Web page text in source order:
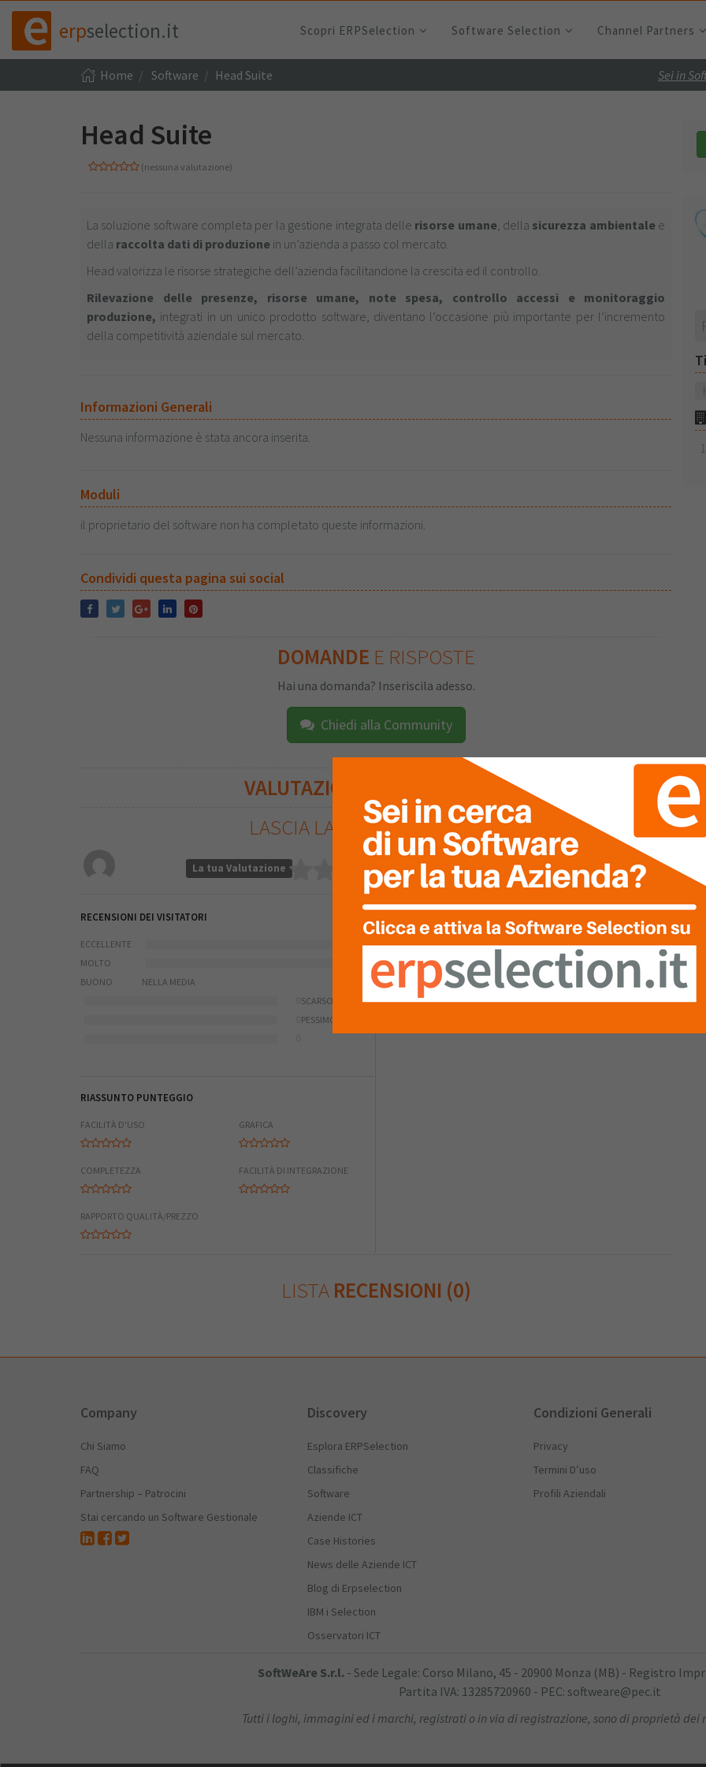
erpselection.it Scopri ERPSelection Software Selection Channel Partners
Home Software Head Suite Sei in
Head Suite
(nessuna valutazione)
La soluzione software completa per la gestione integrata delle risorse umane, della sicurezza ambientale e
della raccolta dati di produzione in un’azienda a passo col mercato.
Head valorizza le risorse strategiche dell’azienda facilitandone la crescita ed il controllo.
Rilevazione delle presenze, risorse umane, note spesa, controllo accessi e monitoraggio
produzione, integrati in un unico prodotto software, diventano l’occasione più importante per l’incremento
della competitività aziendale sul mercato.
Informazioni Generali
Nessuna informazione è stata ancora inserita.
Moduli
il proprietario del software non ha completato queste informazioni.
Condividi questa pagina sui social
DOMANDE E RISPOSTE
Hai una domanda? Inseriscila adesso.
Chiedi alla Community
VALUTAZIONE
DEL SOFTWARE
LASCIA LA TUAVALUTAZIONE
La tua Valutazione Clicca sulle stelle per inserire!
RECENSIONI DEI VISITATORI
ECCELLENTE
MOLTO
BUONO
NELLA MEDIA
SCARSO
PESSIMO
RIASSUNTO PUNTEGGIO
FACILITÀ D'USO GRAFICA
COMPLETEZZA FACILITÀ DI INTEGRAZIONE
RAPPORTO QUALITÀ/PREZZO
Ultima Recensione
Nessuna recensione è stata ancora inserita.
LISTA RECENSIONI (0)
Company
Chi Siamo
FAQ
Partnership – Patrocini
Stai cercando un Software Gestionale
Discovery
Esplora ERPSelection
Classifiche
Software
Aziende ICT
Case Histories
News delle Aziende ICT
Blog di Erpselection
IBM i Selection
Osservatori ICT
Condizioni Generali
Privacy
Termini D’uso
Profili Aziendali
SoftWeAre S.r.l. - Sede Legale: Corso Milano, 45 - 20900 Monza (MB) - Registro
Partita IVA: 13285720960 - PEC: softweare@pec.it
Tutti i loghi, immagini ed i marchi, registrati o in via di registrazione, sono di proprietà